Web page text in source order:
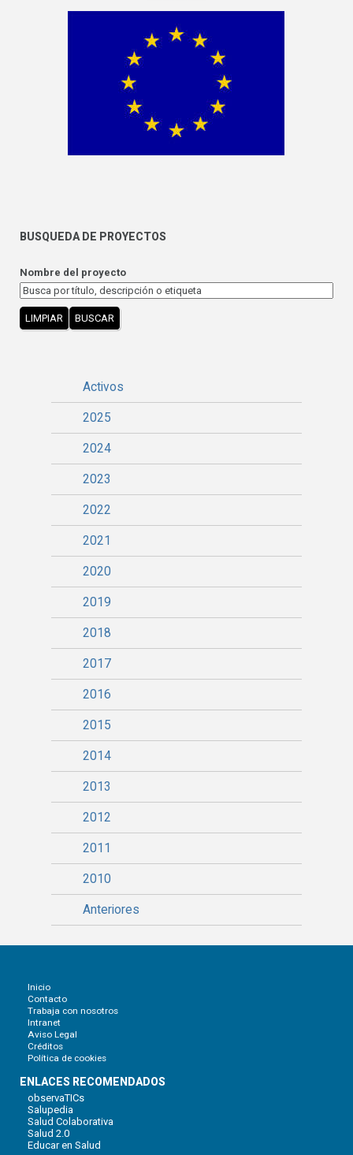
BUSQUEDA DE PROYECTOS
Nombre del proyecto
LIMPIAR BUSCAR
Activos
2025
2024
2023
2022
2021
2020
2019
2018
2017
2016
2015
2014
2013
2012
2011
2010
Anteriores
Inicio
Contacto
Trabaja con nosotros
Intranet
Aviso Legal
Créditos
Política de cookies
ENLACES RECOMENDADOS
observaTICs
Salupedia
Salud Colaborativa
Salud 2.0
Educar en Salud